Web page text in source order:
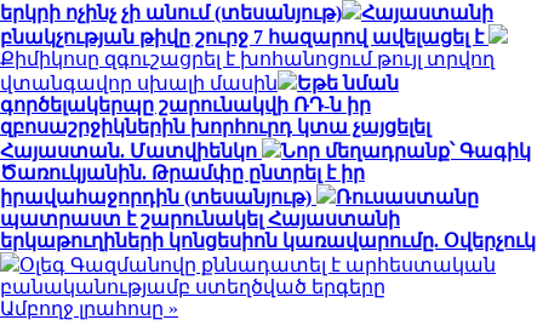
երկրի ոչինչ չի անում (տեսանյութ)
Հայաստանի
բնակչության թիվը շուրջ 7 հազարով ավելացել է
Քիմիկոսը զգուշացրել է խոհանոցում թույլ տրվող
վտանգավոր սխալի մասին
Եթե նման
գործելակերպը շարունակվի ՌԴ-ն իր
զբոսաշրջիկներին խորհուրդ կտա չայցելել
Հայաստան. Մատվիենկո
Նոր մեղադրանք՝ Գագիկ
Ծառուկյանին. Թրամփը ընտրել է իր
իրավահաջորդին (տեսանյութ)
Ռուսաստանը
պատրաստ է շարունակել Հայաստանի
երկաթուղիների կոնցեսիոն կառավարումը. Օվերչուկ
Օլեգ Գազմանովը քննադատել է արհեստական
բանականությամբ ստեղծված երգերը
Ամբողջ լրահոսը »